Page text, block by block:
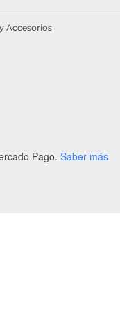
Accesorios
Pago. Saber más